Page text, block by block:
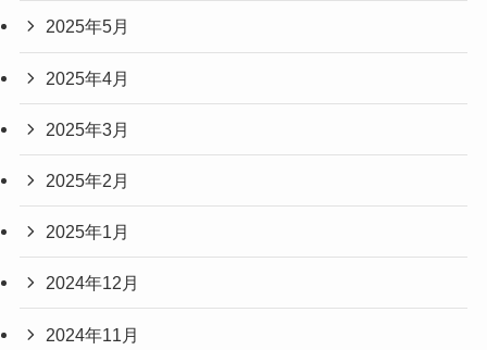
2025年5月
2025年4月
2025年3月
2025年2月
2025年1月
2024年12月
2024年11月